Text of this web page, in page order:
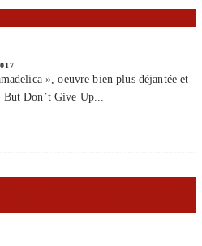
», oeuvre bien plus déjantée et
But Don’t Give Up